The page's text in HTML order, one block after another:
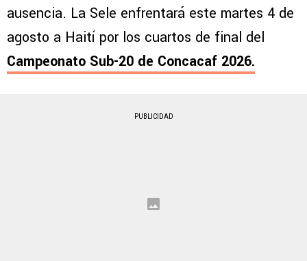
ausencia. La Sele enfrentará este martes 4 de
agosto a Haití por los cuartos de final del
Campeonato Sub-20 de Concacaf 2026.
PUBLICIDAD